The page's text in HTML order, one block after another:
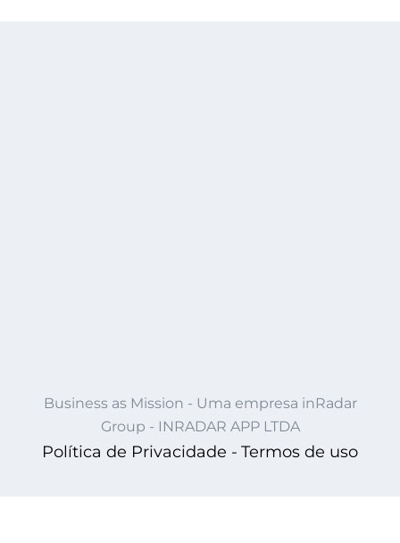
Business as Mission - Uma empresa inRadar
Group - INRADAR APP LTDA
Política de Privacidade - Termos de uso